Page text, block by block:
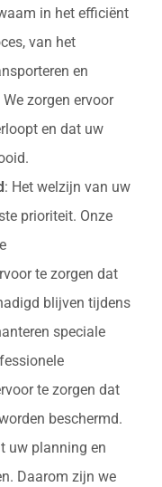
in het efficiënt
van het
en
zorgen ervoor
en dat uw
: Het welzijn van uw
prioriteit. Onze
te zorgen dat
blijven tijdens
speciale
te zorgen dat
beschermd.
uw planning en
Daarom zijn we